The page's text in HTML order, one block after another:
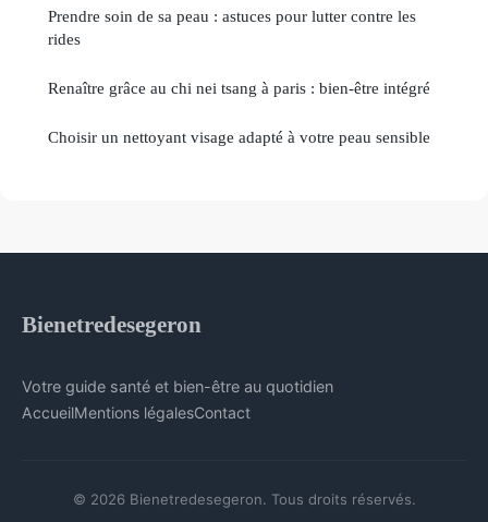
Prendre soin de sa peau : astuces pour lutter contre les
rides
Renaître grâce au chi nei tsang à paris : bien-être intégré
Choisir un nettoyant visage adapté à votre peau sensible
Bienetredesegeron
Votre guide santé et bien-être au quotidien
AccueilMentions légalesContact
© 2026 Bienetredesegeron. Tous droits réservés.